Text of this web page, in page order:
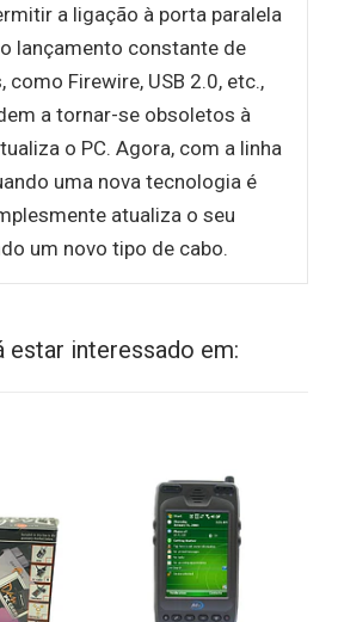
a ligação à porta paralela
lançamento constante de
como Firewire, USB 2.0, etc.,
a tornar-se obsoletos à
o PC. Agora, com a linha
uma nova tecnologia é
atualiza o seu
um novo tipo de cabo.
estar interessado em: